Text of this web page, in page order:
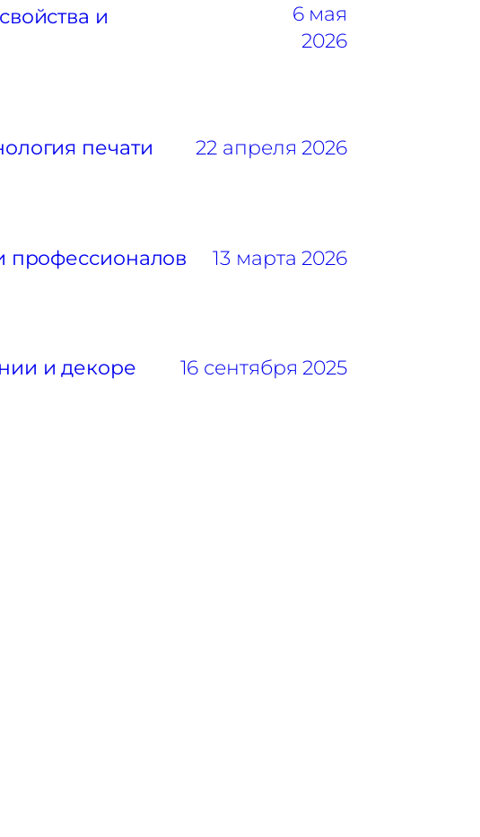
и
6 мая
2026
печати 22 апреля 2026
профессионалов 13 марта 2026
и декоре 16 сентября 2025